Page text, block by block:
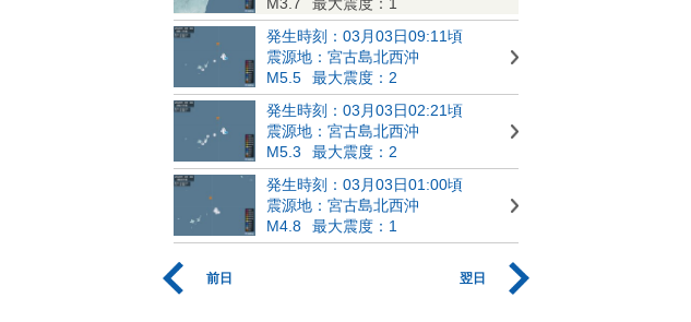
発生時刻：03月03日09:11頃
震源地：宮古島北西沖
M5.5
最大震度：2
発生時刻：03月03日02:21頃
震源地：宮古島北西沖
M5.3
最大震度：2
発生時刻：03月03日01:00頃
震源地：宮古島北西沖
M4.8
最大震度：1
前日 翌日